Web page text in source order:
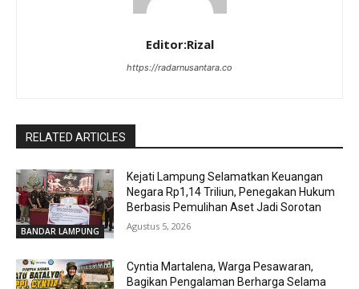
Editor:Rizal
https://radarnusantara.co
RELATED ARTICLES
BANDAR LAMPUNG
Kejati Lampung Selamatkan Keuangan
Negara Rp1,14 Triliun, Penegakan Hukum
Berbasis Pemulihan Aset Jadi Sorotan
Agustus 5, 2026
Cyntia Martalena, Warga Pesawaran,
Bagikan Pengalaman Berharga Selama